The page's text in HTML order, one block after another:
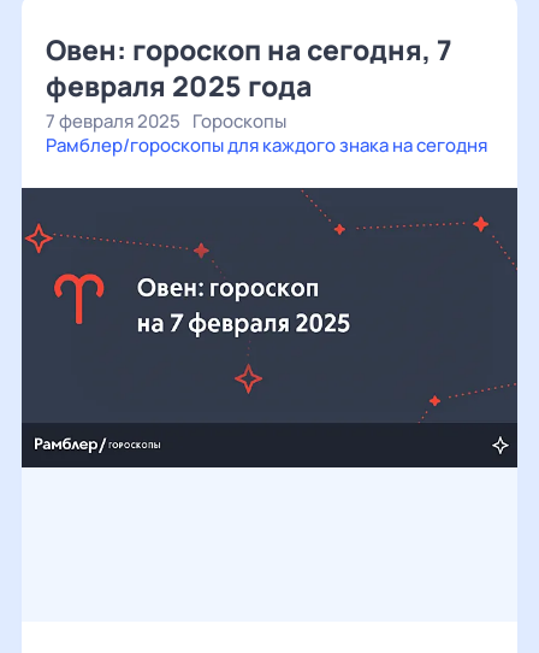
Овен: гороскоп на сегодня, 7
февраля 2025 года
7 февраля 2025 Гороскопы
Рамблер/гороскопы для каждого знака на сегодня